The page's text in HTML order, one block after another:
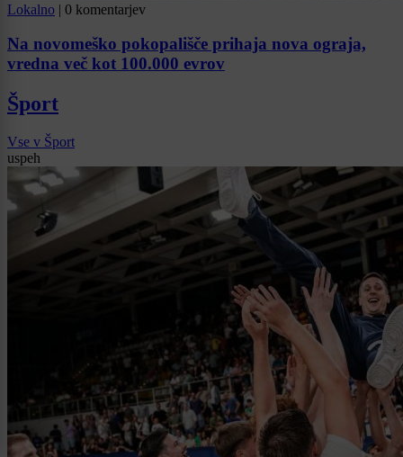
Lokalno | 0 komentarjev
Na novomeško pokopališče prihaja nova ograja,
vredna več kot 100.000 evrov
Šport
Vse v Šport
uspeh